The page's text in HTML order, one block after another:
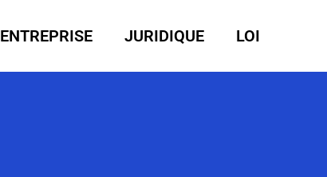
ENTREPRISE JURIDIQUE LOI